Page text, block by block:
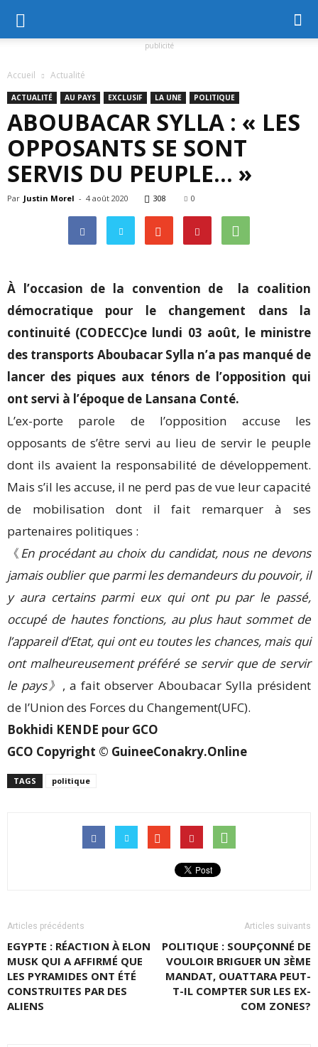
publicité
Accueil Actualité
ACTUALITÉ AU PAYS EXCLUSIF LA UNE POLITIQUE
ABOUBACAR SYLLA : « LES
OPPOSANTS SE SONT
SERVIS DU PEUPLE… »
Par Justin Morel - 4 août 2020 308 0
À l’occasion de la convention de la coalition
démocratique pour le changement dans la
continuité (CODECC)ce lundi 03 août, le ministre
des transports Aboubacar Sylla n’a pas manqué de
lancer des piques aux ténors de l’opposition qui
ont servi à l’époque de Lansana Conté.
L’ex-porte parole de l’opposition accuse les
opposants de s’être servi au lieu de servir le peuple
dont ils avaient la responsabilité de développement.
Mais s’il les accuse, il ne perd pas de vue leur capacité
de mobilisation dont il fait remarquer à ses
partenaires politiques :
《En procédant au choix du candidat, nous ne devons
jamais oublier que parmi les demandeurs du pouvoir, il
y aura certains parmi eux qui ont pu par le passé,
occupé de hautes fonctions, au plus haut sommet de
l’appareil d’Etat, qui ont eu toutes les chances, mais qui
ont malheureusement préféré se servir que de servir
le pays》 , a fait observer Aboubacar Sylla président
de l’Union des Forces du Changement(UFC).
Bokhidi KENDE pour GCO
GCO Copyright © GuineeConakry.Online
TAGS politique
Articles précédents
EGYPTE : RÉACTION À ELON
MUSK QUI A AFFIRMÉ QUE
LES PYRAMIDES ONT ÉTÉ
CONSTRUITES PAR DES
ALIENS
Articles suivants
POLITIQUE : SOUPÇONNÉ DE
VOULOIR BRIGUER UN 3ÈME
MANDAT, OUATTARA PEUT-
T-IL COMPTER SUR LES EX-
COM ZONES?